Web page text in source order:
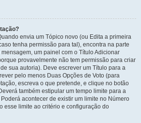
envia um Tópico novo (ou Edita a primeira
tenha permissão para tal), encontra na parte
um painel com o Título Adicionar
provavelmente não tem permissão para criar
sua autoria). Deve escrever um Título para a
pelo menos Duas Opções de Voto (para
escreva o que pretende, e clique no botão
também estipular um tempo limite para a
acontecer de existir um limite no Número
esse limite ao critério e configuração do